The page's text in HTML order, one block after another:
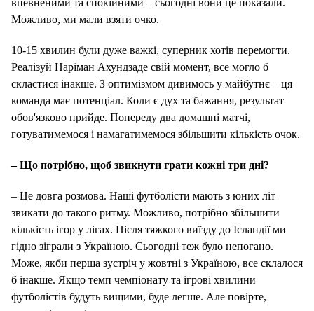
Можливо, ми мали взяти очко.
10-15 хвилин були дуже важкі, суперник хотів перемогти.
Реалізуй Наріман Ахундзаде свій момент, все могло б
скластися інакше. З оптимізмом дивимось у майбутнє – ця
команда має потенціал. Коли є дух та бажання, результат
обов'язково прийде. Попереду два домашні матчі,
готуватимемося і намагатимемося збільшити кількість очок.
– Що потрібно, щоб звикнути грати кожні три дні?
– Це довга розмова. Наші футболісти мають з юних літ
звикати до такого ритму. Можливо, потрібно збільшити
кількість ігор у лігах. Після тяжкого виїзду до Ісландії ми
гідно зіграли з Україною. Сьогодні теж було непогано.
Може, якби перша зустріч у жовтні з Україною, все склалося
б інакше. Якщо темп чемпіонату та ігрові хвилини
футболістів будуть вищими, буде легше. Але повірте,